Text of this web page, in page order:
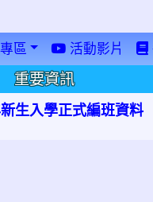
區 活動影片
重要資訊
生入學正式編班資料